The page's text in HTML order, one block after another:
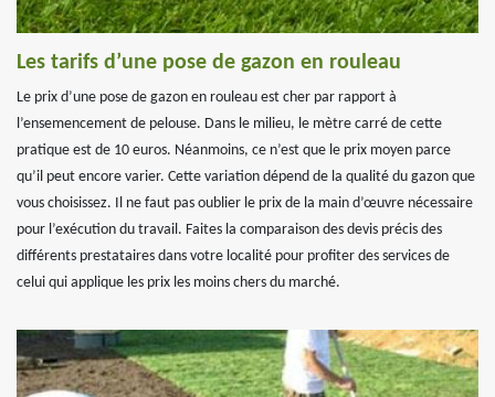
Les tarifs d’une pose de gazon en rouleau
Le prix d’une pose de gazon en rouleau est cher par rapport à
l’ensemencement de pelouse. Dans le milieu, le mètre carré de cette
pratique est de 10 euros. Néanmoins, ce n’est que le prix moyen parce
qu’il peut encore varier. Cette variation dépend de la qualité du gazon que
vous choisissez. Il ne faut pas oublier le prix de la main d’œuvre nécessaire
pour l’exécution du travail. Faites la comparaison des devis précis des
différents prestataires dans votre localité pour profiter des services de
celui qui applique les prix les moins chers du marché.